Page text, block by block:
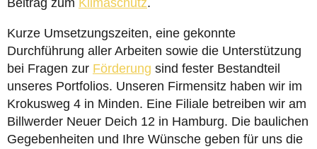
Beitrag zum Klimaschutz.
Kurze Umsetzungszeiten, eine gekonnte
Durchführung aller Arbeiten sowie die Unterstützung
bei Fragen zur Förderung sind fester Bestandteil
unseres Portfolios. Unseren Firmensitz haben wir im
Krokusweg 4 in Minden. Eine Filiale betreiben wir am
Billwerder Neuer Deich 12 in Hamburg. Die baulichen
Gegebenheiten und Ihre Wünsche geben für uns die